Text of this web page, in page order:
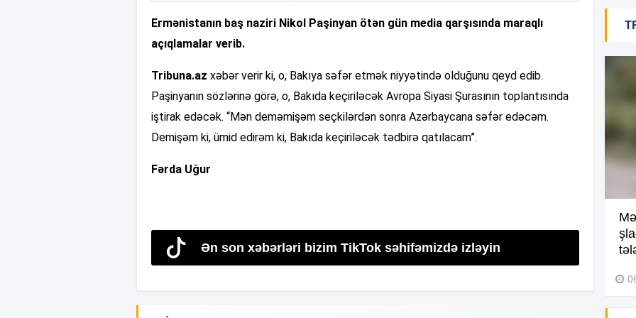
Ermənistanın baş naziri Nikol Paşinyan ötən gün media qarşısında maraqlı
açıqlamalar verib.
Tribuna.az xəbər verir ki, o, Bakıya səfər etmək niyyətində olduğunu qeyd edib.
Paşinyanın sözlərinə görə, o, Bakıda keçiriləcək Avropa Siyasi Şurasının toplantısında
iştirak edəcək. “Mən deməmişəm seçkilərdən sonra Azərbaycana səfər edəcəm.
Demişəm ki, ümid edirəm ki, Bakıda keçiriləcək tədbirə qatılacam”.
Fərda Uğur
Ən son xəbərləri bizim TikTok səhifəmizdə izləyin
uşaq hovuzda boğuldu –
Video